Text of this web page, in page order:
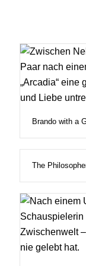
Brando with a
The